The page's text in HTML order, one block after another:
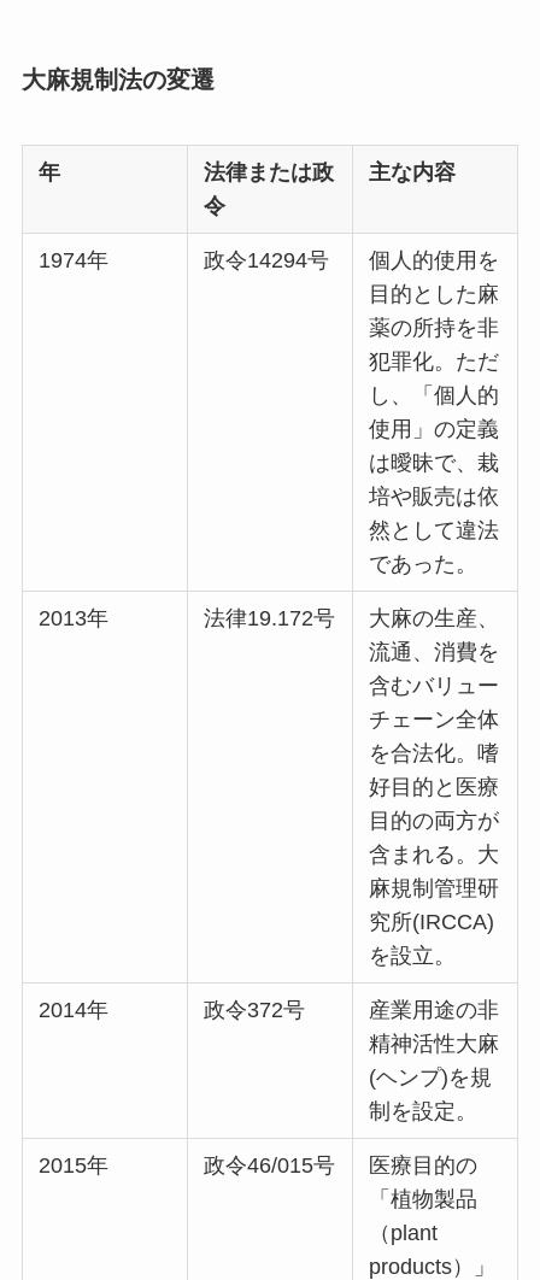
大麻規制法の変遷
年
法律または政
令
主な内容
1974年 政令14294号
個人的使用を
目的とした麻
薬の所持を非
犯罪化。ただ
し、「個人的
使用」の定義
は曖昧で、栽
培や販売は依
然として違法
であった。
2013年 法律19.172号
大麻の生産、
流通、消費を
含むバリュー
チェーン全体
を合法化。嗜
好目的と医療
目的の両方が
含まれる。大
麻規制管理研
究所(IRCCA)
を設立。
2014年 政令372号
産業用途の非
精神活性大麻
(ヘンプ)を規
制を設定。
2015年 政令46/015号
医療目的の
「植物製品
（plant
products）」